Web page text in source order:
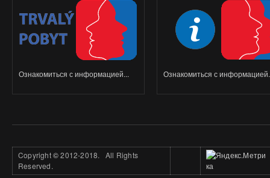
Ознакомиться с информацией... Ознакомиться с
Copyright©2012-2018. All Rights
Reserved.